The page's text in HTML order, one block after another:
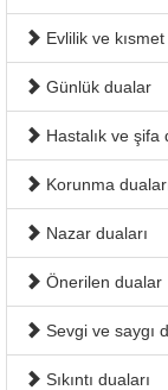
Evlilik ve kısmet
Günlük dualar
Hastalık ve şifa
Korunma
Nazar duaları
Önerilen dualar
Sevgi ve saygı
Sıkıntı duaları